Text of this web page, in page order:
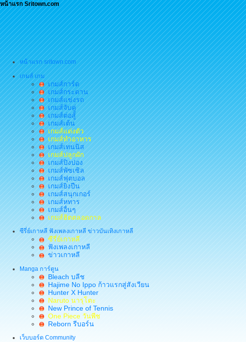
หน้าแรก Sritown.com
หน้าแรก sritown.com
เกมส์ เกม
เกมส์การ์ด
เกมส์กระดาน
เกมส์แข่งรถ
เกมส์จับคู่
เกมส์ต่อสู้
เกมส์เต้น
เกมส์แต่งตัว
เกมส์ทำอาหาร
เกมส์เทนนิส
เกมส์ปลูกผัก
เกมส์ปิงปอง
เกมส์พัซเซิล
เกมส์ฟุตบอล
เกมส์ยิงปืน
เกมส์สนุกเกอร์
เกมส์หทาร
เกมส์อื่นๆ
เกมส์ฮิตตลอดกาล
ซีรี่ย์เกาหลี ฟังเพลงเกาหลี ข่าวบันเทิงเกาหลี
ซีรี่ย์เกาหลี
ฟังเพลงเกาหลี
ข่าวเกาหลี
Manga การ์ตูน
Bleach บลีช
Hajime No Ippo ก้าวแรกสู่สังเวียน
Hunter X Hunter
Naruto นารุโตะ
New Prince of Tennis
One Piece วันพีช
Reborn รีบอร์น
เว็บบอร์ด Community